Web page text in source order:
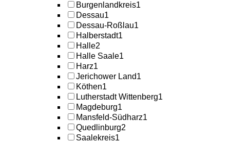
Burgenlandkreis1
Dessau1
Dessau-Roßlau1
Halberstadt1
Halle2
Halle Saale1
Harz1
Jerichower Land1
Köthen1
Lutherstadt Wittenberg1
Magdeburg1
Mansfeld-Südharz1
Quedlinburg2
Saalekreis1